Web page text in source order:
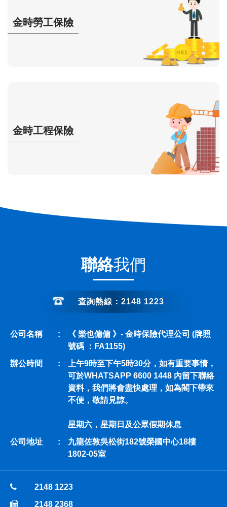
金時勞工保險
金時工程保險
聯絡我們
查詢熱線：2148 1223
公司名稱 :
《 樂也傭傭 》- 金時保險代理公司 (牌照
號碼 ：FA1155)
辦公時間
:
上午9時至下午5時30分，如有重要事情，
可於WHATSAPP 6600 1448 內留下聯絡
資料，我們將會盡快處理，如為閣下帶來
不便，敬請見諒。
星期六，星期日及公眾假期休息
公司地址
:
九龍佐敦吳松街182號榮國中心18樓
1802-05室
2148 1223
2148 2368